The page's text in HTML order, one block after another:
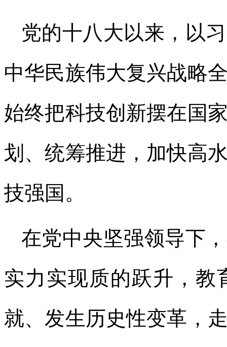
党的十八大以来，以
中华民族伟大复兴战略
始终把科技创新摆在国
划、统筹推进，加快高
技强国。
在党中央坚强领导下
实力实现质的跃升，教
就、发生历史性变革，